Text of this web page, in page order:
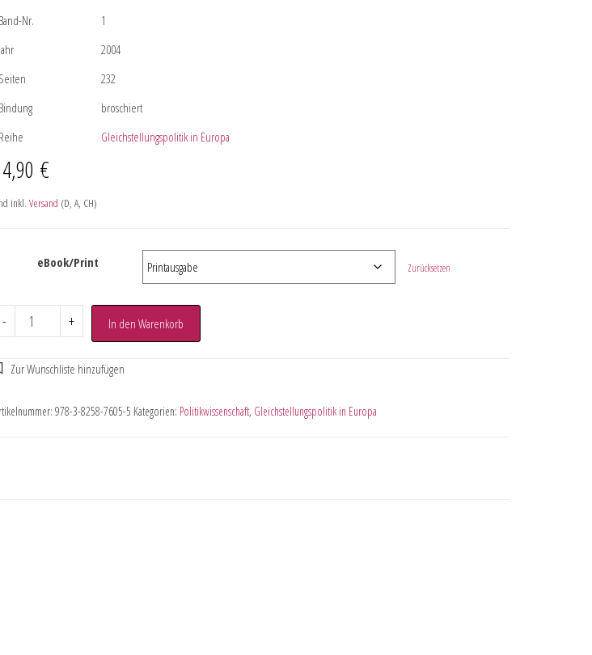
Band-Nr.
1
Jahr
2004
Seiten
232
Bindung
broschiert
Reihe
Gleichstellungspolitik in Europa
€
inkl. Versand (D, A, CH)
eBook/Print Zurücksetzen
- + In den Warenkorb
978-3-8258-7605-5 Kategorien: Politikwissenschaft, Gleichstellungspolitik in Europa